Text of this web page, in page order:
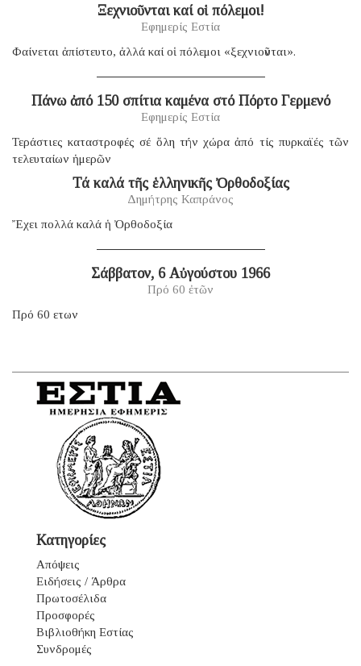
Ξεχνιοῦνται καί οἱ πόλεμοι!
Εφημερίς Εστία
Φαίνεται ἀπίστευτο, ἀλλά καί οἱ πόλεμοι «ξεχνιοῦνται».
Πάνω ἀπό 150 σπίτια καμένα στό Πόρτο Γερμενό
Εφημερίς Εστία
Τεράστιες καταστροφές σέ ὅλη τήν χώρα ἀπό τίς πυρκαϊές τῶν
τελευταίων ἡμερῶν
Τά καλά τῆς ἑλληνικῆς Ὀρθοδοξίας
Δημήτρης Καπράνος
Ἔχει πολλά καλά ἡ Ὀρθοδοξία
Σάββατον, 6 Αὐγούστου 1966
Πρό 60 ἐτῶν
Πρό 60 ετων
Κατηγορίες
Απόψεις
Ειδήσεις / Άρθρα
Πρωτοσέλιδα
Προσφορές
Βιβλιοθήκη Εστίας
Συνδρομές